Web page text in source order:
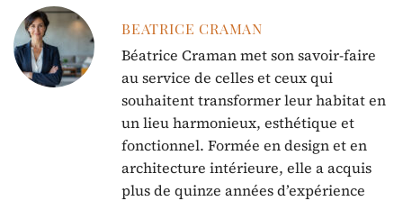
BEATRICE CRAMAN
Béatrice Craman met son savoir-faire
au service de celles et ceux qui
souhaitent transformer leur habitat en
un lieu harmonieux, esthétique et
fonctionnel. Formée en design et en
architecture intérieure, elle a acquis
plus de quinze années d’expérience